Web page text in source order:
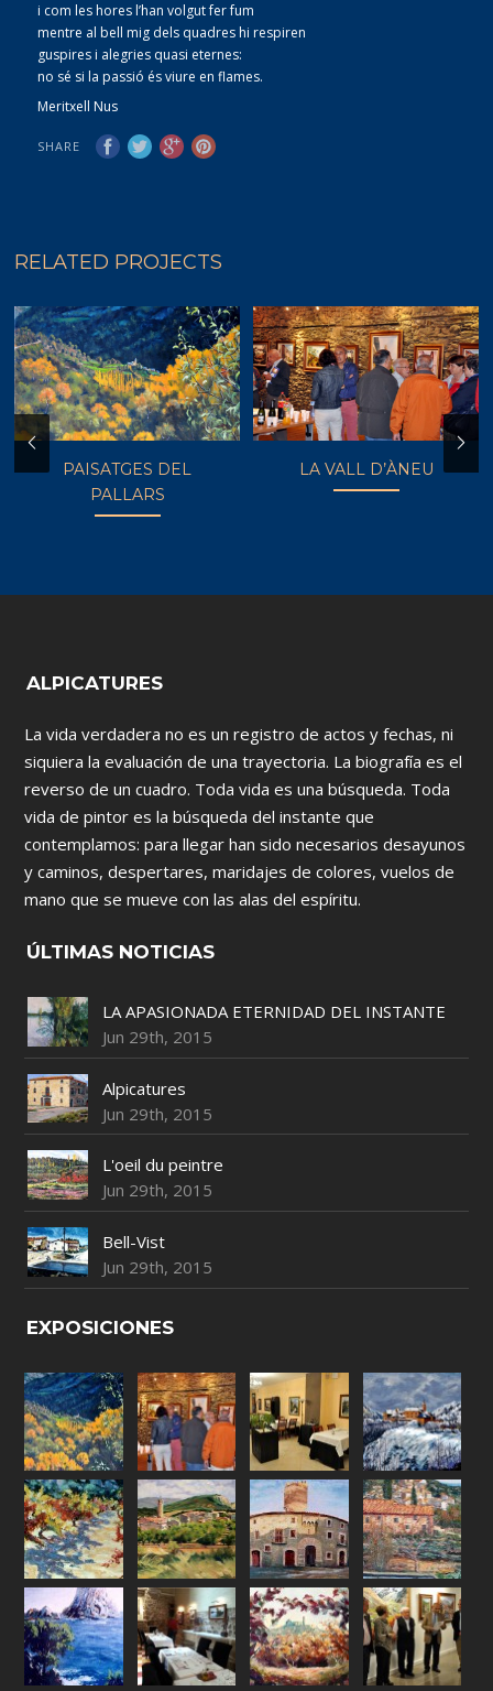
i com les hores l’han volgut fer fum
mentre al bell mig dels quadres hi respiren
guspires i alegries quasi eternes:
no sé si la passió és viure en flames.
Meritxell Nus
SHARE
RELATED PROJECTS
PAISATGES DEL
PALLARS
LA VALL D’ÀNEU
ALPICATURES
La vida verdadera no es un registro de actos y fechas, ni
siquiera la evaluación de una trayectoria. La biografía es el
reverso de un cuadro. Toda vida es una búsqueda. Toda
vida de pintor es la búsqueda del instante que
contemplamos: para llegar han sido necesarios desayunos
y caminos, despertares, maridajes de colores, vuelos de
mano que se mueve con las alas del espíritu.
ÚLTIMAS NOTICIAS
LA APASIONADA ETERNIDAD DEL INSTANTE
Jun 29th, 2015
Alpicatures
Jun 29th, 2015
L'oeil du peintre
Jun 29th, 2015
Bell-Vist
Jun 29th, 2015
EXPOSICIONES